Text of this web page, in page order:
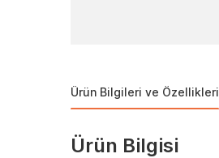
Ürün Bilgileri ve Özellikleri
Ürün Bilgisi